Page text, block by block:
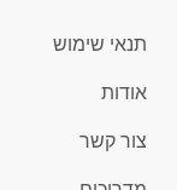
תנאי שימוש
אודות
צור קשר